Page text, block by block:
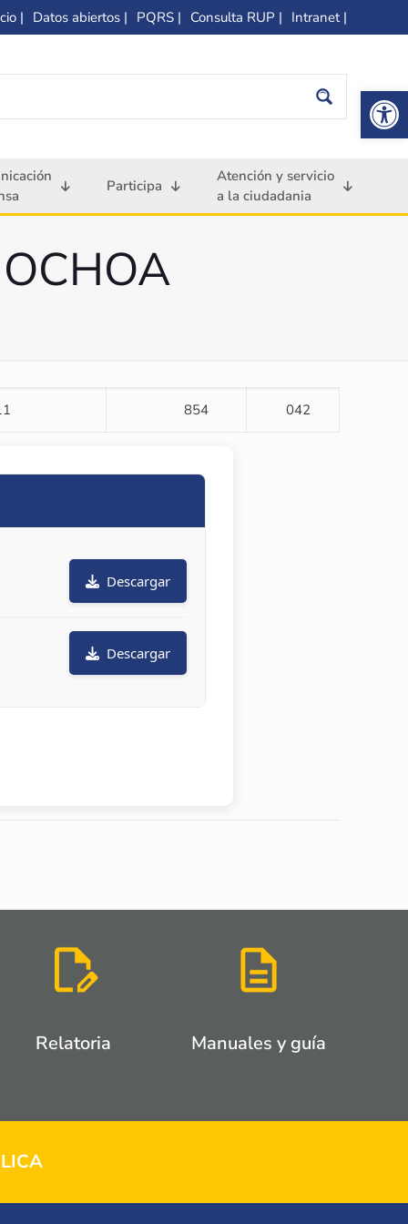
| Datos abiertos | PQRS | Consulta RUP | Intranet |
Participa
Atención y servicio
a la ciudadania
854 042
Descargar
Descargar
Relatoria Manuales y guía